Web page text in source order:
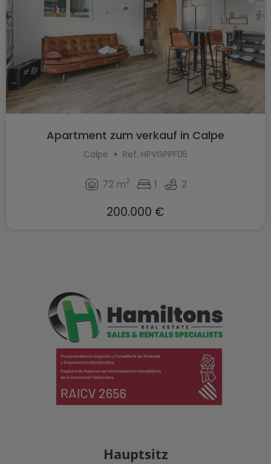
Apartment zum verkauf in Calpe
Calpe Ref. HPVGPPF05
72 m2 1 2
200.000 €
Hauptsitz